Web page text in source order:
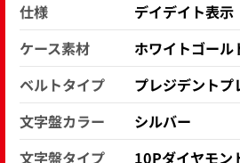
仕様
デイデイト表示
ケース素材
ホワイトゴール
ベルトタイプ
プレジデントプ
文字盤カラー
シルバー
文字盤タイプ
10Pダイヤモン